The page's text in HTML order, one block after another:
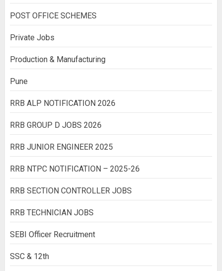
POST OFFICE SCHEMES
Private Jobs
Production & Manufacturing
Pune
RRB ALP NOTIFICATION 2026
RRB GROUP D JOBS 2026
RRB JUNIOR ENGINEER 2025
RRB NTPC NOTIFICATION – 2025-26
RRB SECTION CONTROLLER JOBS
RRB TECHNICIAN JOBS
SEBI Officer Recruitment
SSC & 12th